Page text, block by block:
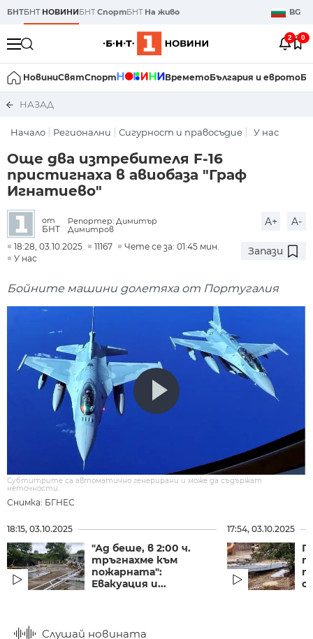
БНТБНТ НОВИНИБНТСпортБНТ На живо BG
2 0
НовиниСвятСпорт ВреметоБългария и еврото
НАЗАД
Начало Регионални Сигурност и правосъдие У нас
Още два изтребителя F-16
пристигнаха в авиобаза "Граф
Игнатиево"
от
БНТ
Репортер: Димитър
Димитров
A+ A-
18:28, 03.10.2025 11167
Чете се за: 01:45 мин.
У нас
Запази
Бойните машини долетяха от Португалия
Снимка: БГНЕС
Субтитрите са автоматично генерирани и може да съдържат
неточности.
18:15, 03.10.2025
"Ад беше, в 2:00 ч.
тръгнахме към
пожарната":
Евакуация и...
17:54, 03.10.2025
Слушай новината